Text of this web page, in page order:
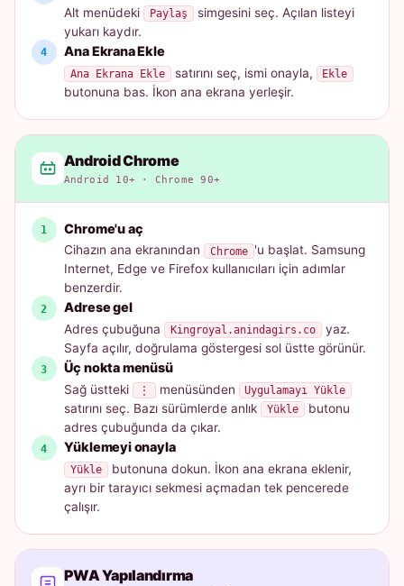
Alt menüdeki Paylaş
simgesini seç. Açılan listeyi
yukarı kaydır.
Ana Ekrana Ekle
Ana Ekrana Ekle satırını seç, ismi onayla, Ekle
butonuna bas. İkon ana ekrana yerleşir.
Android Chrome
Android 10+ · Chrome 90+
Chrome'u aç
Cihazın ana ekranından Chrome 'u başlat. Samsung
Internet, Edge ve Firefox kullanıcıları için adımlar
benzerdir.
Adrese gel
Adres çubuğuna Kingroyal.anindagirs.co
yaz.
Sayfa açılır, doğrulama göstergesi sol üstte görünür.
Üç nokta menüsü
Sağ üstteki ⋮ menüsünden Uygulamayı Yükle
satırını seç. Bazı sürümlerde anlık Yükle
butonu
adres çubuğunda da çıkar.
Yüklemeyi onayla
Yükle
butonuna dokun. İkon ana ekrana eklenir,
ayrı bir tarayıcı sekmesi açmadan tek pencerede
çalışır.
PWA Yapılandırma